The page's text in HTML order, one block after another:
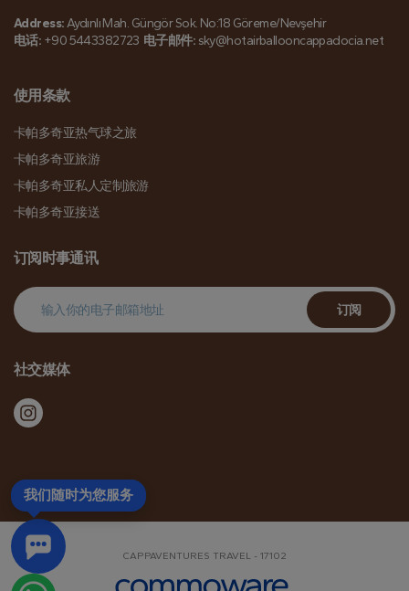
Address:Aydınlı Mah. Güngör Sok. No:18 Göreme/Nevşehir
电话: +90 5443382723 电子邮件: sky@hotairballooncappadocia.net
使用条款
卡帕多奇亚热气球之旅
卡帕多奇亚旅游
卡帕多奇亚私人定制旅游
卡帕多奇亚接送
订阅时事通讯
订阅
社交媒体
CAPPAVENTURES TRAVEL - 17102
我们随时为您服务